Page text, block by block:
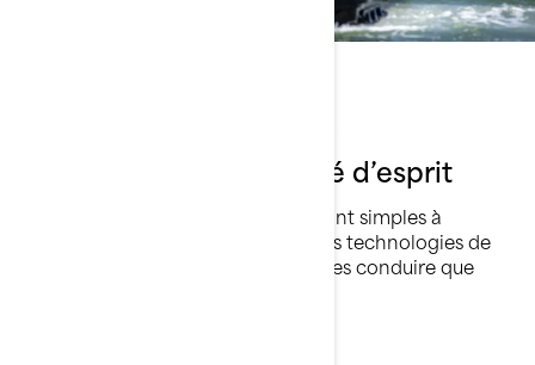
Sea-Doo et la tranquillité d’esprit
Toutes les motomarines Sea-Doo sont simples à
manœuvrer et fiables. Et grâce à des technologies de
pointe, c’est si facile d’apprendre à les conduire que